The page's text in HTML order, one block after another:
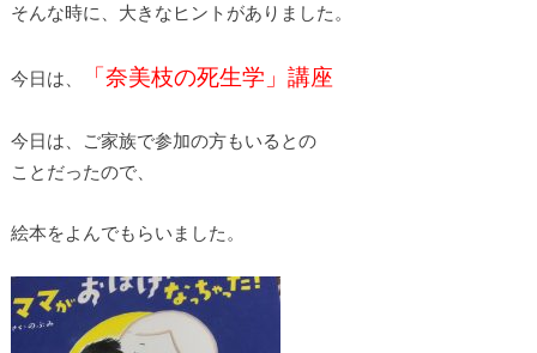
そんな時に、大きなヒントがありました。
今日は、 「奈美枝の死生学」講座
今日は、ご家族で参加の方もいるとの
ことだったので、
絵本をよんでもらいました。